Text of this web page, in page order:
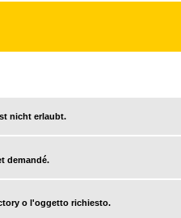
nicht erlaubt.
demandé.
o l'oggetto richiesto.